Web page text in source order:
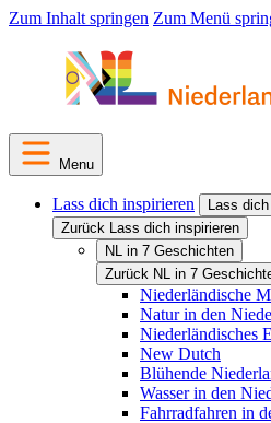
Zum Inhalt springen Zum Menü
Menu
Lass dich inspirieren
Lass
Zurück Lass dich inspirieren
NL in 7 Geschichten
Zurück NL in 7
Niederländische
Natur in den
Niederländisches
New Dutch
Blühende
Wasser in den
Fahrradfahren in